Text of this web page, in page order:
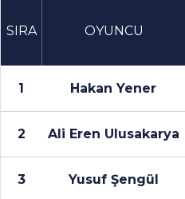
SIRA OYUNCU
1 Hakan Yener
2 Ali Eren Ulusakarya
3 Yusuf Şengül